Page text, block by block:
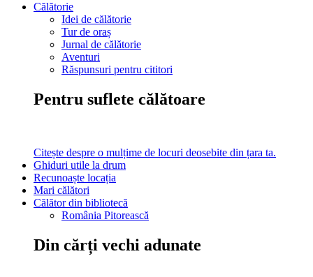
Călătorie
Idei de călătorie
Tur de oraș
Jurnal de călătorie
Aventuri
Răspunsuri pentru cititori
Pentru suflete călătoare
Citește despre o mulțime de locuri deosebite din țara ta.
Ghiduri utile la drum
Recunoaște locația
Mari călători
Călător din bibliotecă
România Pitorească
Din cărți vechi adunate